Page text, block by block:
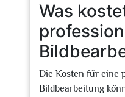
Was
Die Kosten für eine
Bildbearbeitung